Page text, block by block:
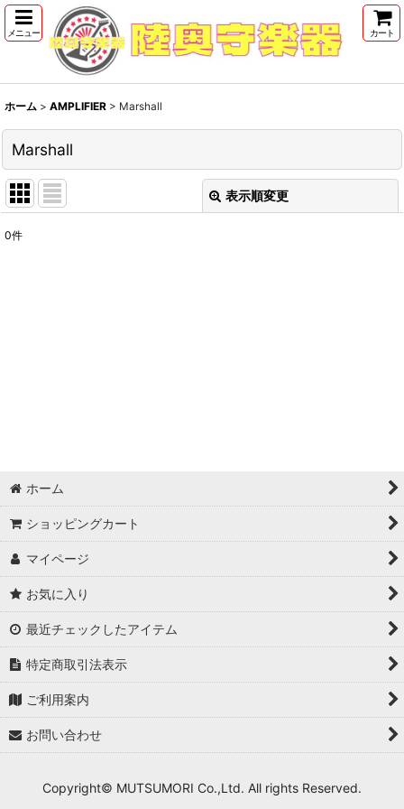
メニュー カート
ホーム > AMPLIFIER > Marshall
Marshall
表示順変更
0件
ホーム
ショッピングカート
マイページ
お気に入り
最近チェックしたアイテム
特定商取引法表示
ご利用案内
お問い合わせ
Copyright© MUTSUMORI Co.,Ltd. All rights Reserved.